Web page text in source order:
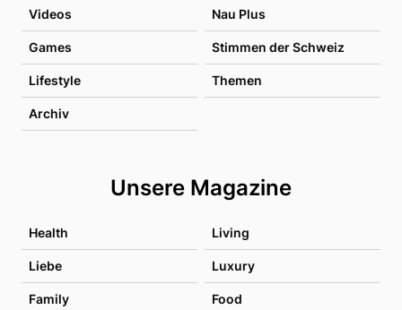
Videos Nau Plus
Games Stimmen der Schweiz
Lifestyle Themen
Archiv
Unsere Magazine
Health Living
Liebe Luxury
Family Food